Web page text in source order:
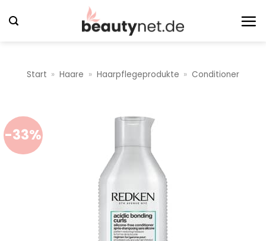
Inhalt
Start » Haare » Haarpflegeprodukte » Conditioner
-33%